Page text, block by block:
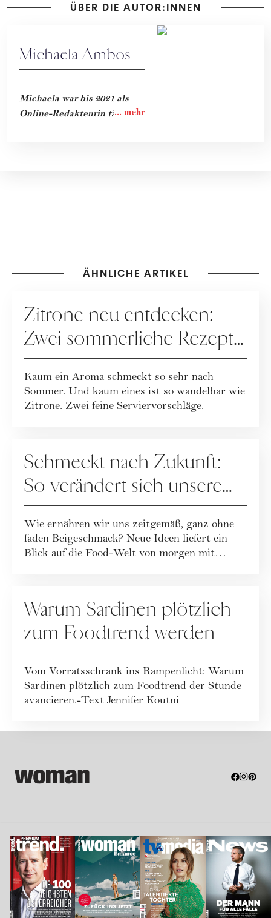
ÜBER DIE AUTOR:INNEN
Michaela Ambos
Michaela war bis 2021 als
Online-Redakteurin tätig.
ÄHNLICHE ARTIKEL
Zitrone neu entdecken:
Zwei sommerliche Rezepte
mit Frischekick
Kaum ein Aroma schmeckt so sehr nach
Sommer. Und kaum eines ist so wandelbar wie
Zitrone. Zwei feine Serviervorschläge.
Schmeckt nach Zukunft:
So verändert sich unsere
Ernährung
Wie ernähren wir uns zeitgemäß, ganz ohne
faden Beigeschmack? Neue Ideen liefert ein
Blick auf die Food-Welt von morgen mit
Warum Sardinen plötzlich
zum Foodtrend werden
Vom Vorratsschrank ins Rampenlicht: Warum
Sardinen plötzlich zum Foodtrend der Stunde
avancieren.-Text Jennifer Koutni